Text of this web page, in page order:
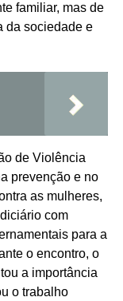
familiar, mas de
da sociedade e
de Violência
prevenção e no
as mulheres,
com
para a
o encontro, o
a importância
o trabalho